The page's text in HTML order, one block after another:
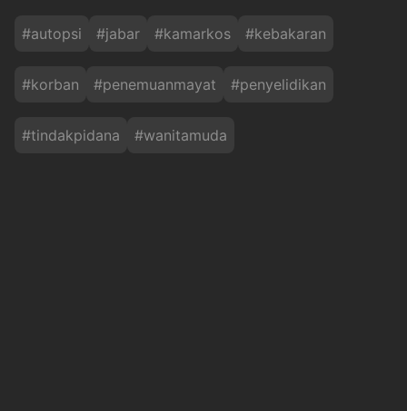
#autopsi #jabar #kamarkos #kebakaran
#korban #penemuanmayat #penyelidikan
#tindakpidana #wanitamuda